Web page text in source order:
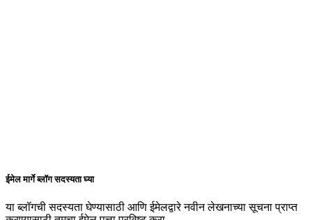
ईमेल मार्गे ब्लॉग सदस्यता घ्या
या ब्लॉगची सदस्यता घेण्यासाठी आणि ईमेलद्वारे नवीन लेखनाच्या सूचना प्राप्त